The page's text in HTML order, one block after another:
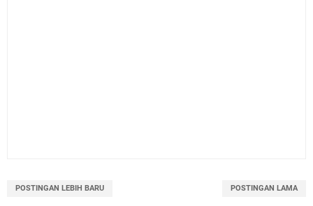
POSTINGAN LEBIH BARU POSTINGAN LAMA